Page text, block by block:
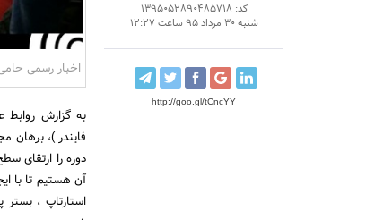
کد: 1395052890485718
شنبه 30 مرداد 95 ساعت 12:27
http://goo.gl/tCncYY
اخبار رسمی
به گزارش
فایندر )، برهان
دوره را ارتقای
استارتاپ ،